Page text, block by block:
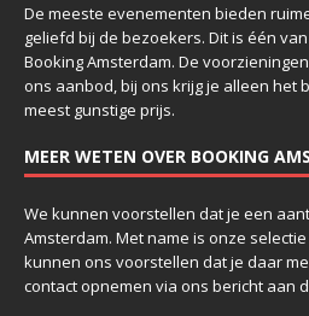
De meeste evenementen bieden
geliefd bij de bezoekers. Dit is één
Booking Amsterdam. De
ons aanbod, bij ons krijg je alleen het
meest gunstige prijs.
MEER WETEN OVER BOOKING
We kunnen voorstellen dat je een
Amsterdam. Met name is onze
kunnen ons voorstellen dat je daar
contact opnemen via ons bericht aan